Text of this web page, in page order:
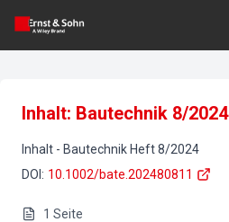
Inhalt: Bautechnik 8/2024
Inhalt - Bautechnik Heft8/2024
DOI : 10.1002/bate.202480811
1 Seite